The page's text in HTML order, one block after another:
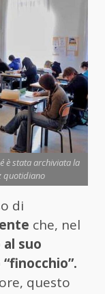
è stata archiviata la
quotidiano
di
che, nel
suo
questo